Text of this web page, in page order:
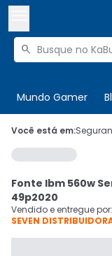
Buscar produtos

Mundo Gamer
 Olá. Acesse

 Cupons
Mais Vendidos
Você está em:
Fonte Ibm 560w
49p2020
Vendido e entregue por:
SEVEN